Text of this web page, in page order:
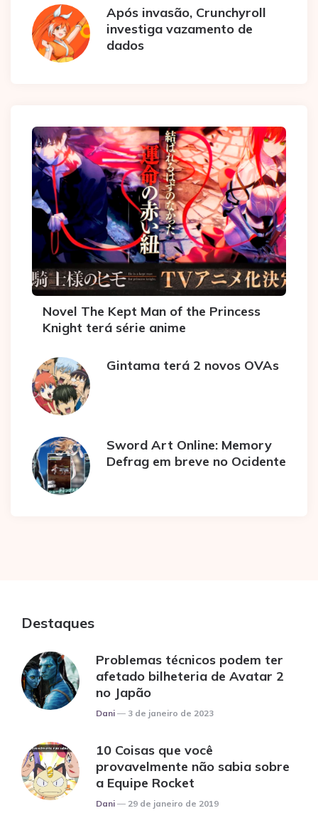
Após invasão, Crunchyroll
investiga vazamento de
dados
Novel The Kept Man of the Princess
Knight terá série anime
Gintama terá 2 novos OVAs
Sword Art Online: Memory
Defrag em breve no Ocidente
Destaques
Problemas técnicos podem ter
afetado bilheteria de Avatar 2
no Japão
Posted
Dani 3 de janeiro de 2023
10 Coisas que você
provavelmente não sabia sobre
a Equipe Rocket
Posted
Dani 29 de janeiro de 2019